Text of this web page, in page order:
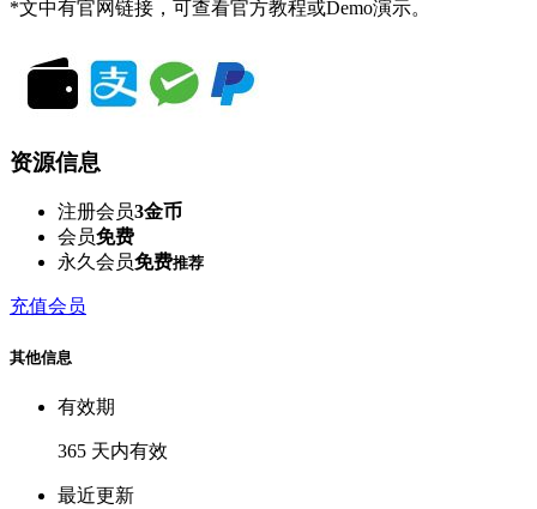
*文中有官网链接，可查看官方教程或Demo演示。
资源信息
注册会员3金币
会员免费
永久会员免费推荐
充值会员
其他信息
有效期
365 天内有效
最近更新